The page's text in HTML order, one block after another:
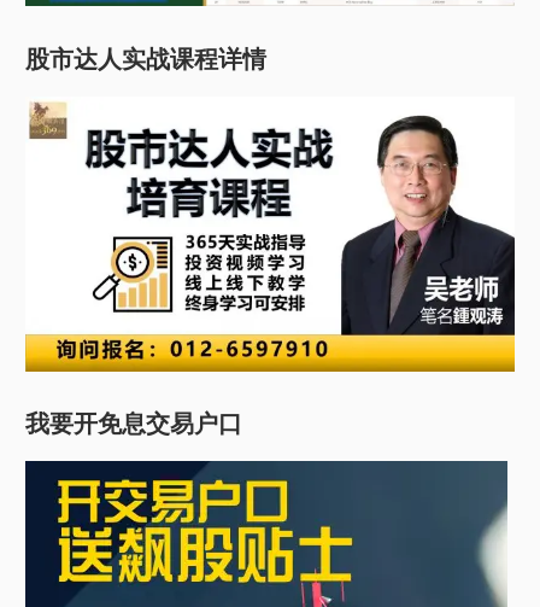
股市达人实战课程详情
我要开免息交易户口